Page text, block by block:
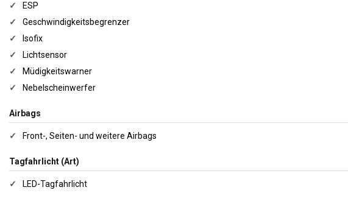
✓
ESP
✓
Geschwindigkeitsbegrenzer
✓
Isofix
✓
Lichtsensor
✓
Müdigkeitswarner
✓
Nebelscheinwerfer
Airbags
✓ Front-, Seiten- und weitere Airbags
Tagfahrlicht (Art)
✓ LED-Tagfahrlicht